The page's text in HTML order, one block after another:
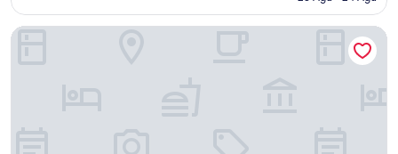
ulasan)
Comfort Hotel Miyazaki